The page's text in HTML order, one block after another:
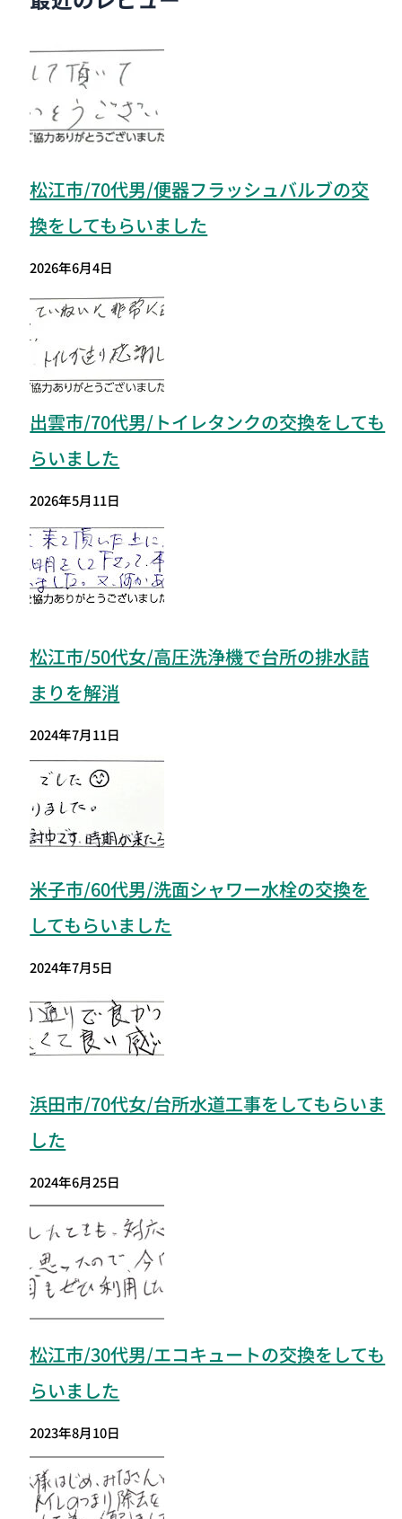
松江市/70代男/便器フラッシュバルブの交
換をしてもらいました
2026年6月4日
出雲市/70代男/トイレタンクの交換をしても
らいました
2026年5月11日
松江市/50代女/高圧洗浄機で台所の排水詰
まりを解消
2024年7月11日
米子市/60代男/洗面シャワー水栓の交換を
してもらいました
2024年7月5日
浜田市/70代女/台所水道工事をしてもらいま
した
2024年6月25日
松江市/30代男/エコキュートの交換をしても
らいました
2023年8月10日